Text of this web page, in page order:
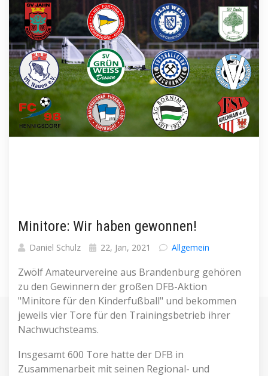
Minitore: Wir haben gewonnen!
Daniel Schulz 22, Jan, 2021 Allgemein
Zwölf Amateurvereine aus Brandenburg gehören
zu den Gewinnern der großen DFB-Aktion
"Minitore für den Kinderfußball" und bekommen
jeweils vier Tore für den Trainingsbetrieb ihrer
Nachwuchsteams.
Insgesamt 600 Tore hatte der DFB in
Zusammenarbeit mit seinen Regional- und